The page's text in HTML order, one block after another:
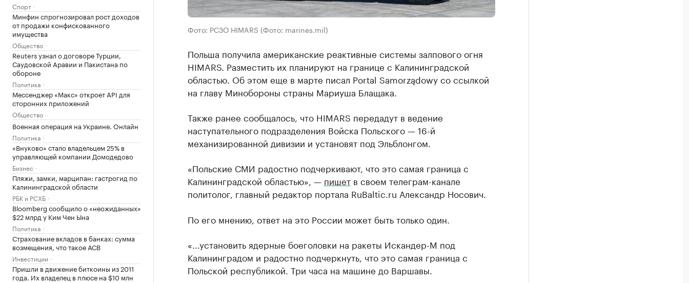
Спорт
Минфин спрогнозировал рост доходов
от продажи конфискованного
имущества
Общество
Reuters узнал о договоре Турции,
Саудовской Аравии и Пакистана по
обороне
Политика
Мессенджер «Макс» откроет API для
сторонних приложений
Общество
Военная операция на Украине. Онлайн
Политика
«Внуково» стало владельцем 25% в
управляющей компании Домодедово
Бизнес
Пляжи, замки, марципан: гастрогид по
Калининградской области
РБК и РСХБ
Bloomberg сообщило о «неожиданных»
$22 млрд у Ким Чен Ына
Политика
Страхование вкладов в банках: сумма
возмещения, что такое АСВ
Инвестиции
Пришли в движение биткоины из 2011
года. Их владелец в плюсе на $10 млн
Фото: РСЗО HIMARS (Фото: marines.mil)
Польша получила американские реактивные системы залпового огня
HIMARS. Разместить их планируют на границе с Калининградской
областью. Об этом еще в марте писал Portal Samorządowy со ссылкой
на главу Минобороны страны Мариуша Блащака.
Также ранее сообщалось, что HIMARS передадут в ведение
наступательного подразделения Войска Польского — 16-й
механизированной дивизии и установят под Эльблонгом.
«Польские СМИ радостно подчеркивают, что это самая граница с
Калининградской областью», — пишетв своем телеграм-канале
политолог, главный редактор портала RuBaltic.ru Александр Носович.
По его мнению, ответ на это России может быть только один.
«...установить ядерные боеголовки на ракеты Искандер-М под
Калининградом и радостно подчеркнуть, что это самая граница с
Польской республикой. Три часа на машине до Варшавы.